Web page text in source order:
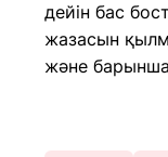
дейін бас
жазасын
және